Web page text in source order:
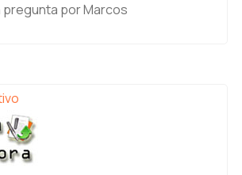
pregunta por Marcos